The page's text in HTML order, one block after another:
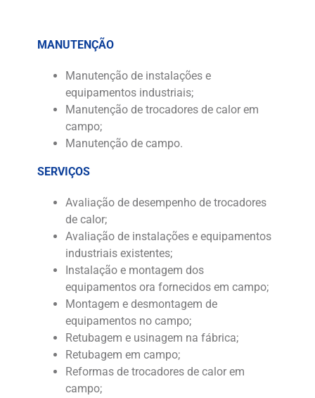
MANUTENÇÃO
Manutenção de instalações e
equipamentos industriais;
Manutenção de trocadores de calor em
campo;
Manutenção de campo.
SERVIÇOS
Avaliação de desempenho de trocadores
de calor;
Avaliação de instalações e equipamentos
industriais existentes;
Instalação e montagem dos
equipamentos ora fornecidos em campo;
Montagem e desmontagem de
equipamentos no campo;
Retubagem e usinagem na fábrica;
Retubagem em campo;
Reformas de trocadores de calor em
campo;